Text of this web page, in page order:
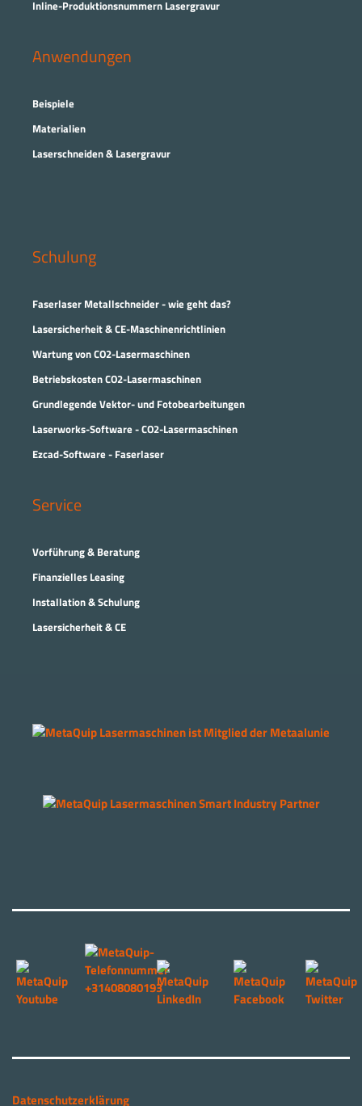
Inline-Produktionsnummern Lasergravur
Anwendungen
Beispiele
Materialien
Laserschneiden & Lasergravur
Schulung
Faserlaser Metallschneider - wie geht das?
Lasersicherheit & CE-Maschinenrichtlinien
Wartung von CO2-Lasermaschinen
Betriebskosten CO2-Lasermaschinen
Grundlegende Vektor- und Fotobearbeitungen
Laserworks-Software - CO2-Lasermaschinen
Ezcad-Software - Faserlaser
Service
Vorführung & Beratung
Finanzielles Leasing
Installation & Schulung
Lasersicherheit & CE
Datenschutzerklärung